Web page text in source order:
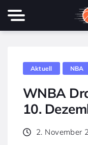
Aktuell NBA
WNBA
10.
2. November